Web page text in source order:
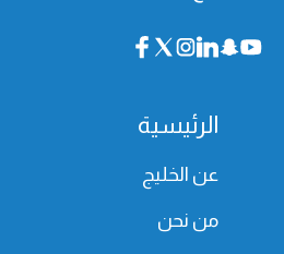
الرئيسية
عن الخليج
من نحن